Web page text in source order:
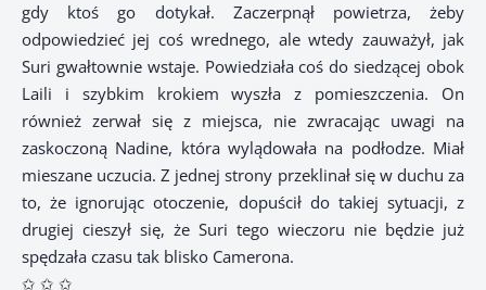
gdy ktoś go dotykał. Zaczerpnął powietrza, żeby
odpowiedzieć jej coś wrednego, ale wtedy zauważył, jak
Suri gwałtownie wstaje. Powiedziała coś do siedzącej obok
Laili i szybkim krokiem wyszła z pomieszczenia. On
również zerwał się z miejsca, nie zwracając uwagi na
zaskoczoną Nadine, która wylądowała na podłodze. Miał
mieszane uczucia. Z jednej strony przeklinał się w duchu za
to, że ignorując otoczenie, dopuścił do takiej sytuacji, z
drugiej cieszył się, że Suri tego wieczoru nie będzie już
spędzała czasu tak blisko Camerona.
✩ ✩ ✩